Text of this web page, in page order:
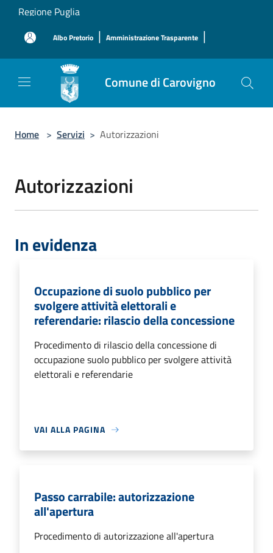
Salta al contenuto principale
Regione Puglia
Albo Pretorio | Amministrazione Trasparente |
Comune di Carovigno
Home > Servizi > Autorizzazioni
Autorizzazioni
In evidenza
Occupazione di suolo pubblico per
svolgere attività elettorali e
referendarie: rilascio della concessione
Procedimento di rilascio della concessione di
occupazione suolo pubblico per svolgere attività
elettorali e referendarie
VAI ALLA PAGINA
Passo carrabile: autorizzazione
all'apertura
Procedimento di autorizzazione all'apertura